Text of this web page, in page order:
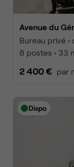
Avenue du
Bureau privé
8 postes • 33
2 400 € par
Dispo